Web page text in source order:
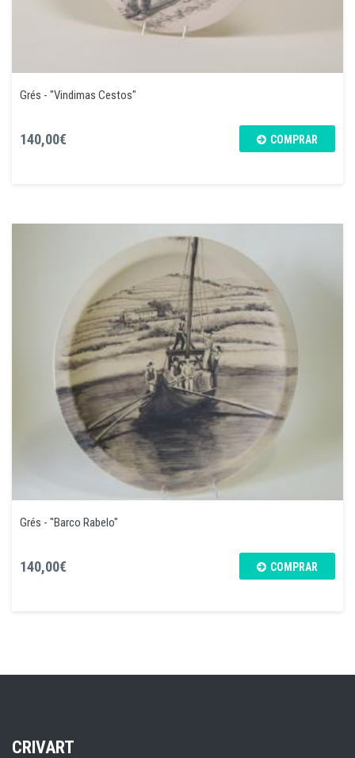
Grés - "Vindimas Cestos"
140,00€ COMPRAR
Grés - "Barco Rabelo"
140,00€ COMPRAR
CRIVART